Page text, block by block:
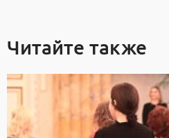
Читайте также